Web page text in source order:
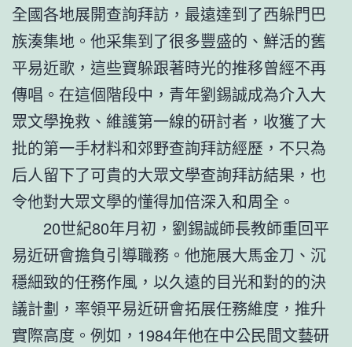
全國各地展開查詢拜訪，最遠達到了西躲門巴
族湊集地。他采集到了很多豐盛的、鮮活的舊
平易近歌，這些寶躲跟著時光的推移曾經不再
傳唱。在這個階段中，青年劉錫誠成為介入大
眾文學挽救、維護第一線的研討者，收獲了大
批的第一手材料和郊野查詢拜訪經歷，不只為
后人留下了可貴的大眾文學查詢拜訪結果，也
令他對大眾文學的懂得加倍深入和周全。
20世紀80年月初，劉錫誠師長教師重回平
易近研會擔負引導職務。他施展大馬金刀、沉
穩細致的任務作風，以久遠的目光和對的的決
議計劃，率領平易近研會拓展任務維度，推升
實際高度。例如，1984年他在中公民間文藝研